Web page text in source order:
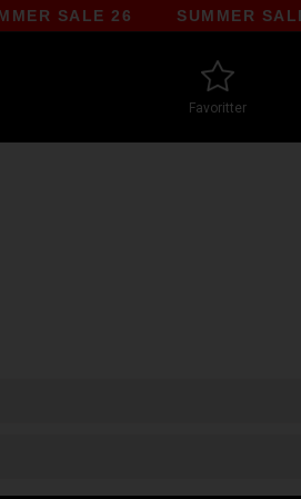
SALE 26 SUMMER SALE 26
Favoritter